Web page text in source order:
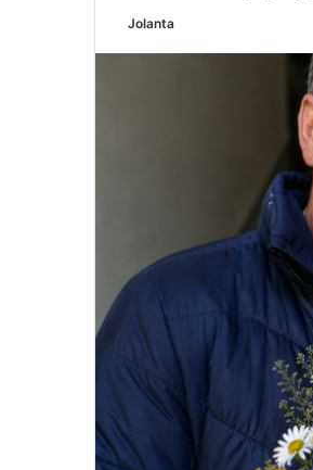
Jolanta